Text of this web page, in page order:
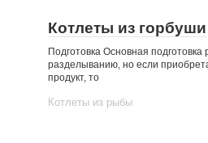
Котлеты из горбуши
Подготовка Основная подготовка
разделыванию, но если
продукт, то
Котлеты из рыбы